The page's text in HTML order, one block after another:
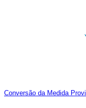
Conversão da Medida